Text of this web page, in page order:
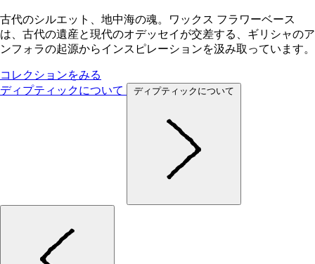
古代のシルエット、地中海の魂。ワックス フラワーベース
は、古代の遺産と現代のオデッセイが交差する、ギリシャのア
ンフォラの起源からインスピレーションを汲み取っています。
コレクションをみる
ディプティックについて
ディプティックについて